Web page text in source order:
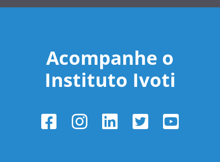
Acompanhe o
Instituto Ivoti